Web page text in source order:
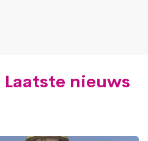
Laatste nieuws